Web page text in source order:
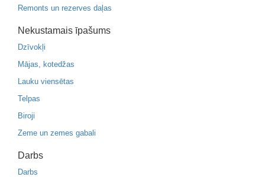
Remonts un rezerves daļas
Nekustamais īpašums
Dzīvokļi
Mājas, kotedžas
Lauku viensētas
Telpas
Biroji
Zeme un zemes gabali
Darbs
Darbs